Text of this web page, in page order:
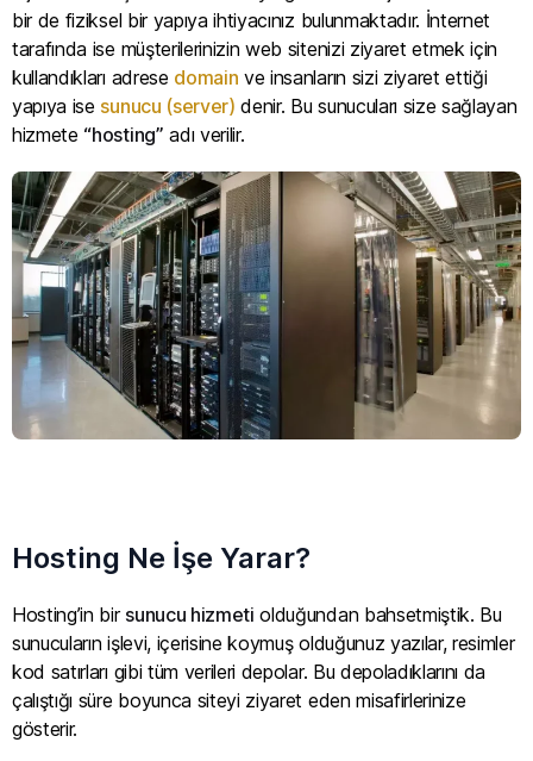
bir de fiziksel bir yapıya ihtiyacınız bulunmaktadır. İnternet
tarafında ise müşterilerinizin web sitenizi ziyaret etmek için
kullandıkları adrese domain ve insanların sizi ziyaret ettiği
yapıya ise sunucu (server) denir. Bu sunucuları size sağlayan
hizmete “hosting” adı verilir.
Hosting Ne İşe Yarar?
Hosting’in bir sunucu hizmeti olduğundan bahsetmiştik. Bu
sunucuların işlevi, içerisine koymuş olduğunuz yazılar, resimler
kod satırları gibi tüm verileri depolar. Bu depoladıklarını da
çalıştığı süre boyunca siteyi ziyaret eden misafirlerinize
gösterir.